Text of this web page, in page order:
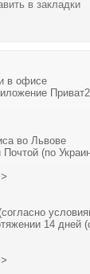
в закладки
в офисе
во Львове
(по
14 дней